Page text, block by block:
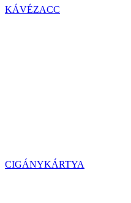
KÁVÉZACC
CIGÁNYKÁRTYA